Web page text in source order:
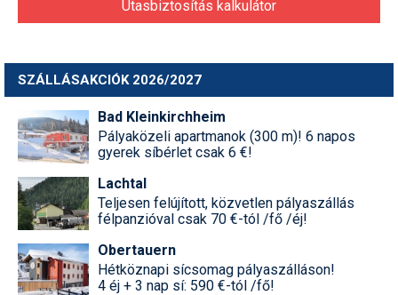
Utasbiztosítás kalkulátor
SZÁLLÁSAKCIÓK 2026/2027
Bad Kleinkirchheim
Pályaközeli apartmanok (300 m)! 6 napos
gyerek síbérlet csak 6 €!
Lachtal
Teljesen felújított, közvetlen pályaszállás
félpanzióval csak 70 €-tól /fő /éj!
Obertauern
Hétköznapi sícsomag pályaszálláson!
4 éj + 3 nap sí: 590 €-tól /fő!